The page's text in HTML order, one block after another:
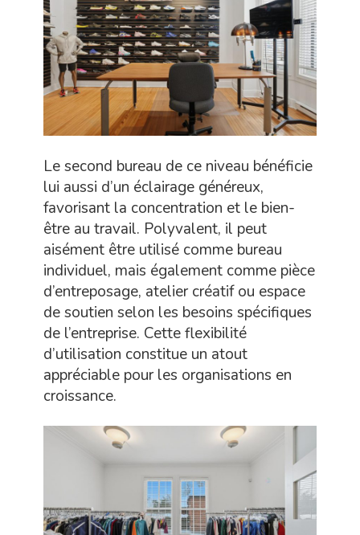
Le second bureau de ce niveau bénéficie
lui aussi d’un éclairage généreux,
favorisant la concentration et le bien-
être au travail. Polyvalent, il peut
aisément être utilisé comme bureau
individuel, mais également comme pièce
d’entreposage, atelier créatif ou espace
de soutien selon les besoins spécifiques
de l’entreprise. Cette flexibilité
d’utilisation constitue un atout
appréciable pour les organisations en
croissance.